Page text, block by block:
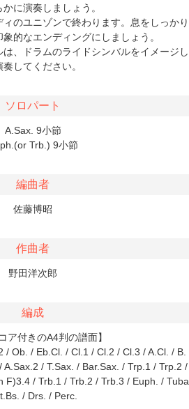
かに演奏しましょう。
のユニゾンで終わります。息をしっかり
的なエンディングにしましょう。
、ドラムのライドシンバルをイメージし
奏してください。
ソロパート
A.Sax. 9小節
Trb.) 9小節
編曲者
佐藤博昭
作曲者
野田洋次郎
編成
ア付きのA4判の譜面】
Ob. / Eb.Cl. / Cl.1 / Cl.2 / Cl.3 / A.Cl. / B.
/ T.Sax. / Bar.Sax. / Trp.1 / Trp.2 /
F)3.4 / Trb.1 / Trb.2 / Trb.3 / Euph. / Tuba
/ Drs. / Perc.